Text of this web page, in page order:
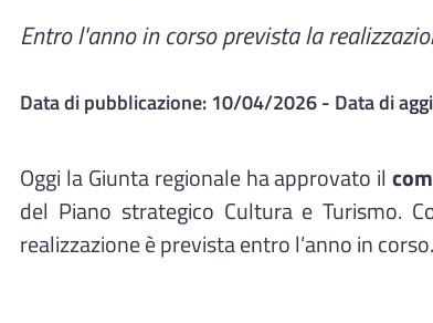
Entro l'anno in corso prevista la
Data di pubblicazione:10/04/2026- Data di
Oggi la Giunta regionale ha approvato il
del Piano strategico Cultura e Turismo.
realizzazione è prevista entro l’anno in